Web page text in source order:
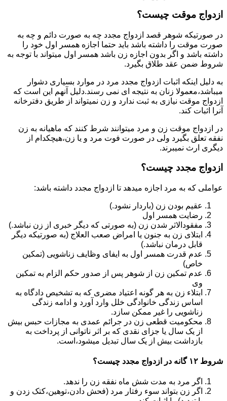
ازدواج موقت چیست؟
در صورتیکه شوهر قصد ازدواج مجدد چه به صورت دائم و چه به
صورت موقت را داشته باشد باید حتما اجازه همسر اول خود را
داشته باشد و اگر بدون اجازه زن باشد همسر اول میتواند با توجه به
شروط ضمن عقد طلاق بگیرد.
به دلیل اینکه اثبات ازدواج مجدد مرد در موارد بسیاری دشوار
میباشد،معمولا زنان به نتیجه ای نمی رسند.دلیل آنهم این است که
ازدواج موقت نیازی به ثبت ندارد و زن نمیتواند از طریق دفترخانه
آنرا اثبات کند.
در ازدواج موقت زن و مرد میتوانند شرط کنند که ماهیانه به زن
نفقه تعلق بگیرد ولی در صورت فوت مرد و یا زن،هیچکدام از
دیگری ارث نمیبرند.
ازدواج مجدد چیست؟
عواملی که به مرد اجازه میدهد تا ازدواج مجدد داشته باشد:
عقیم بودن زن (باردار نشود.)
رضایت همسر اول
مفقودالاثر شدن زن (به صورتی که دیگر خبری از زن نباشد.)
ابتلای زن به جنون یا امراض صعب العلاج (به صورتیکه دیگر
قابل درمان نباشد.)
عدم قدرت همسر اول به ایفای وظایف زناشویی (تمکین
خاص)
عدم تمکین زن از شوهر پس از صدور حکم الزام به تمکین
وی
ابتلاء زن به هر گونه اعتیاد مضری که به تشخیص دادگاه به
اساس زندگی خانوادگی خلل وارد آورد و ادامه زندگی
زناشویی را غیر ممکن سازد.
محکومیت قطعی زن در جرائم عمدی به مجازات حبس بیش
از یک سال یا جزای نقدی که بر اثر ناتوانی از پرداخت به
بازداشت بیش از یک سال تبدیل می‎شود،است.
شروط ۱۲ گانه در ازدواج مجدد چیست؟
اگر مرد به مدت شش ماه نفقه زن را ندهد.
اگر زن بتواند سوء رفتار مرد (فحش دادن،توهین،کتک زدن و